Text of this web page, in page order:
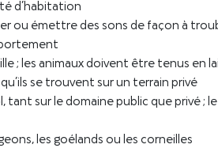
d’habitation
ou émettre des sons de façon à
; les animaux doivent être tenus en
se trouvent sur un terrain privé
tant sur le domaine public que privé
les goélands ou les corneilles